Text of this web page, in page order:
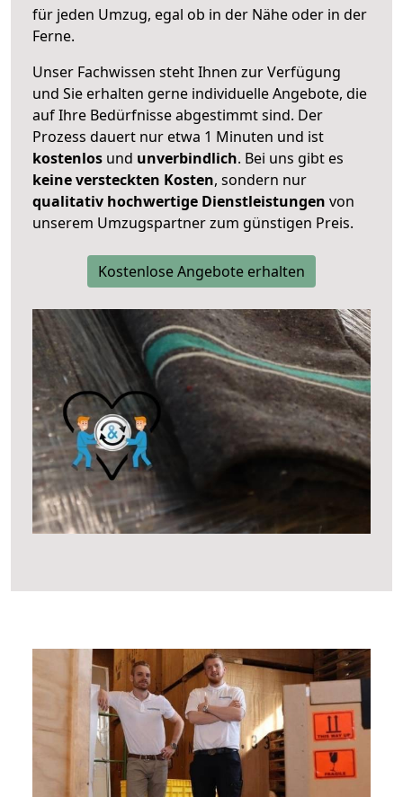
für jeden Umzug, egal ob in der Nähe oder in der
Ferne.
Unser Fachwissen steht Ihnen zur Verfügung
und Sie erhalten gerne individuelle Angebote, die
auf Ihre Bedürfnisse abgestimmt sind. Der
Prozess dauert nur etwa 1 Minuten und ist
kostenlos und unverbindlich. Bei uns gibt es
keine versteckten Kosten, sondern nur
qualitativ hochwertige Dienstleistungen von
unserem Umzugspartner zum günstigen Preis.
Kostenlose Angebote erhalten